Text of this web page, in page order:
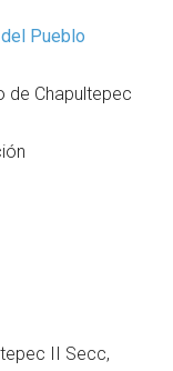
Pueblo
de Chapultepec
II Secc,